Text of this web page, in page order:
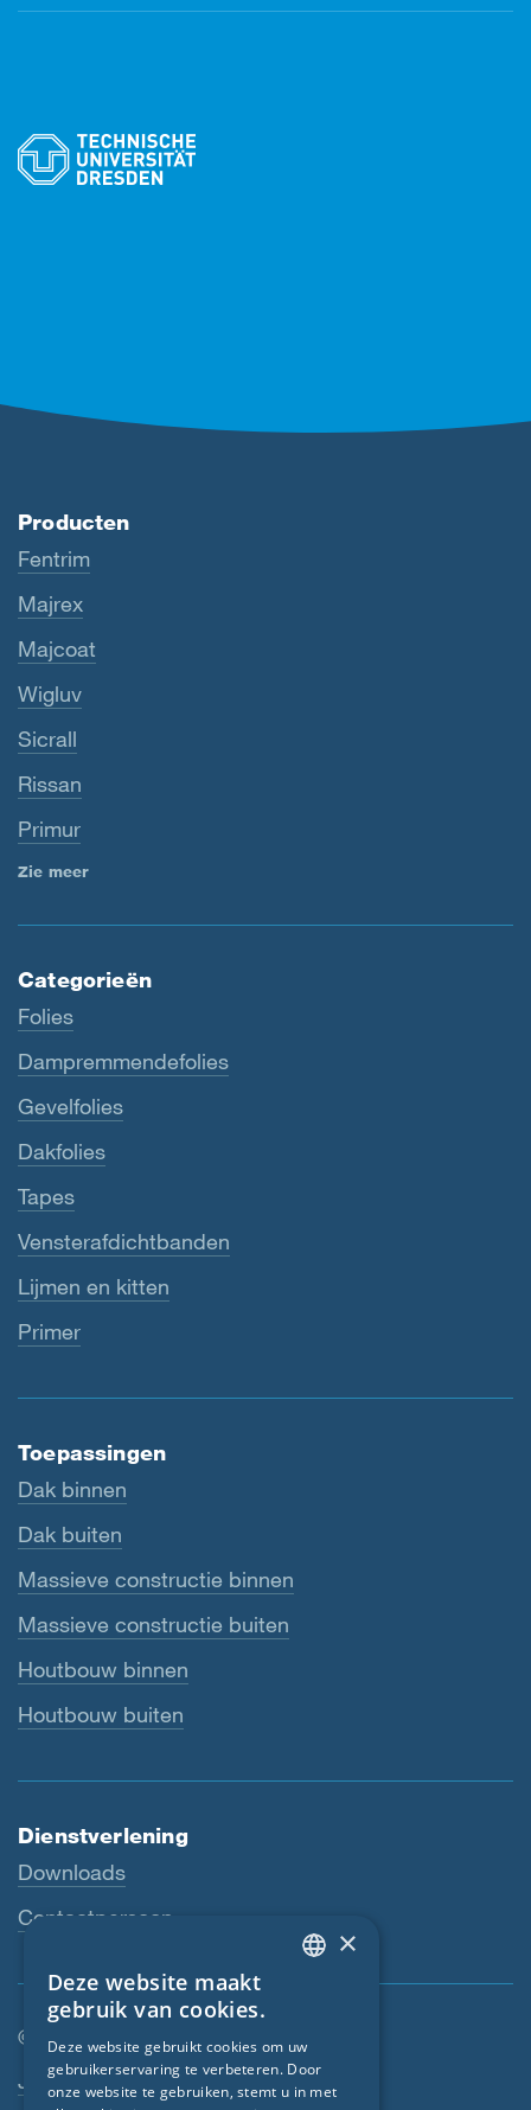
Producten
Fentrim
Majrex
Majcoat
Wigluv
Sicrall
Rissan
Primur
Zie meer
Categorieën
Folies
Dampremmendefolies
Gevelfolies
Dakfolies
Tapes
Vensterafdichtbanden
Lijmen en kitten
Primer
Toepassingen
Dak binnen
Dak buiten
Massieve constructie binnen
Massieve constructie buiten
Houtbouw binnen
Houtbouw buiten
Dienstverlening
Downloads
Contactpersoon
© SIGA 2026
Footer-navigatie
Jobs FRENCH
×
Deze website maakt
gebruik van cookies.
Deze website gebruikt cookies om uw
gebruikerservaring te verbeteren. Door
onze website te gebruiken, stemt u in met